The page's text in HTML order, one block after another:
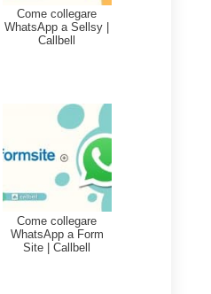
di
di informazione
il routing